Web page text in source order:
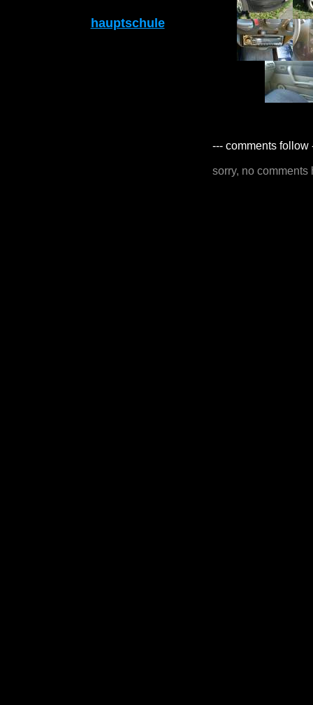
hauptschule
--- comments follow
sorry, no comments